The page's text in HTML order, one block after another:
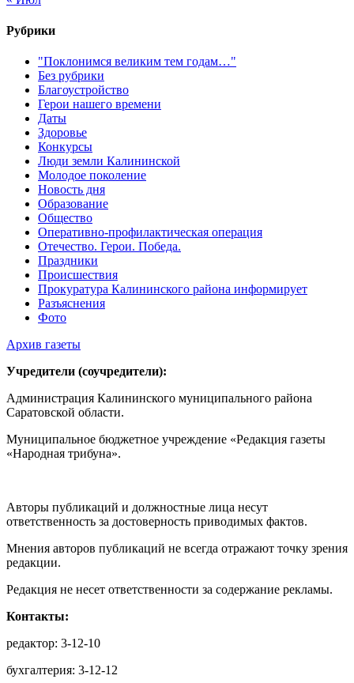
Рубрики
"Поклонимся великим тем годам…"
Без рубрики
Благоустройство
Герои нашего времени
Даты
Здоровье
Конкурсы
Люди земли Калининской
Молодое поколение
Новость дня
Образование
Общество
Оперативно-профилактическая операция
Отечество. Герои. Победа.
Праздники
Происшествия
Прокуратура Калининского района информирует
Разъяснения
Фото
Архив газеты
Учредители (соучредители):
Администрация Калининского муниципального района
Саратовской области.
Муниципальное бюджетное учреждение «Редакция газеты
«Народная трибуна».
Авторы публикаций и должностные лица несут
ответственность за достоверность приводимых фактов.
Мнения авторов публикаций не всегда отражают точку зрения
редакции.
Редакция не несет ответственности за содержание рекламы.
Контакты:
редактор: 3-12-10
бухгалтерия: 3-12-12